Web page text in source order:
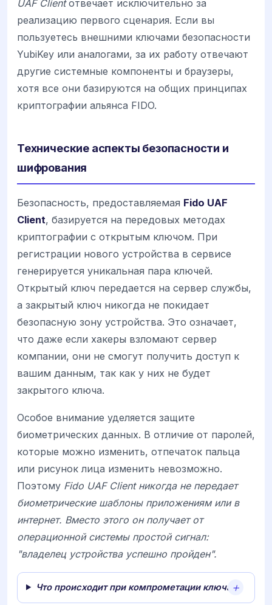
UAF Clientотвечает исключительно за
реализацию первого сценария. Если вы
пользуетесь внешними ключами безопасности
YubiKey или аналогами, за их работу отвечают
другие системные компоненты и браузеры,
хотя все они базируются на общих принципах
криптографии альянса FIDO.
Технические аспекты безопасности и
шифрования
Безопасность, предоставляемая Fido UAF
Client, базируется на передовых методах
криптографии с открытым ключом. При
регистрации нового устройства в сервисе
генерируется уникальная пара ключей.
Открытый ключ передается на сервер службы,
а закрытый ключ никогда не покидает
безопасную зону устройства. Это означает,
что даже если хакеры взломают сервер
компании, они не смогут получить доступ к
вашим данным, так как у них не будет
закрытого ключа.
Особое внимание уделяется защите
биометрических данных. В отличие от паролей,
которые можно изменить, отпечаток пальца
или рисунок лица изменить невозможно.
Поэтому Fido UAF Client никогда не передает
биометрические шаблоны приложениям или в
интернет. Вместо этого он получает от
операционной системы простой сигнал:
"владелец устройства успешно пройден".
Что происходит при компрометации ключа?